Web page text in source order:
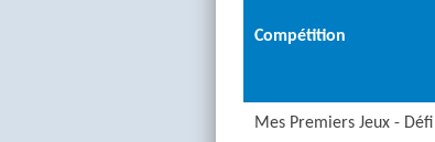
Compétition
Mes Premiers Jeux - Défi